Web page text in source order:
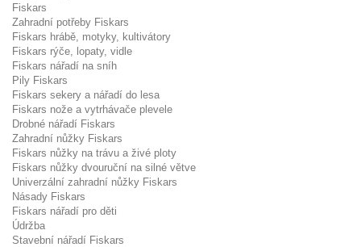
Fiskars
Zahradní potřeby Fiskars
Fiskars hrábě, motyky, kultivátory
Fiskars rýče, lopaty, vidle
Fiskars nářadí na sníh
Pily Fiskars
Fiskars sekery a nářadí do lesa
Fiskars nože a vytrhávače plevele
Drobné nářadí Fiskars
Zahradní nůžky Fiskars
Fiskars nůžky na trávu a živé ploty
Fiskars nůžky dvouruční na silné větve
Univerzální zahradní nůžky Fiskars
Násady Fiskars
Fiskars nářadí pro děti
Údržba
Stavební nářadí Fiskars